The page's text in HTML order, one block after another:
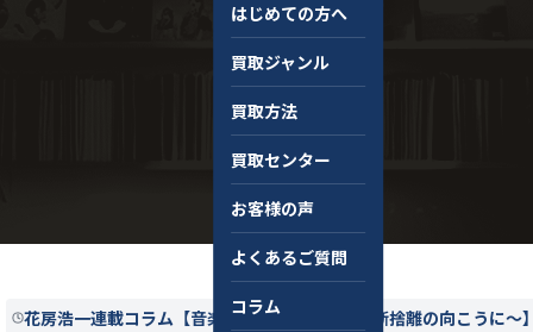
はじめての方へ
買取ジャンル
買取方法
買取センター
お客様の声
よくあるご質問
コラム
コラム
花房浩一連載コラム【音楽ジャンキー酔狂伝〜断捨離の向こうに〜